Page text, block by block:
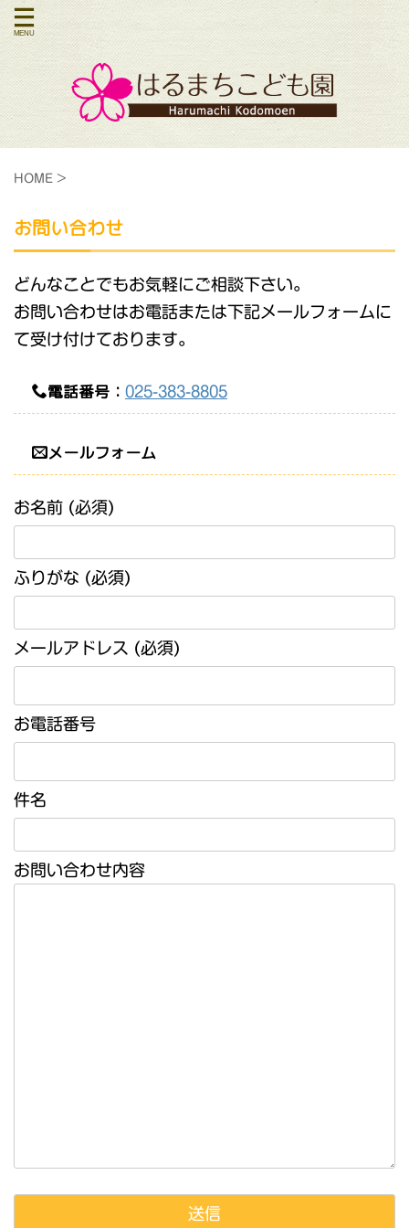
HOME >
お問い合わせ
どんなことでもお気軽にご相談下さい。
お問い合わせはお電話または下記メールフォームに
て受け付けております。
電話番号： 025-383-8805
メールフォーム
お名前 (必須)
ふりがな (必須)
メールアドレス (必須)
お電話番号
件名
お問い合わせ内容